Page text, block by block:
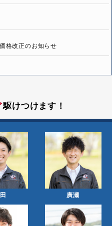
格改正のお知らせ
駆けつけます！
廣瀬